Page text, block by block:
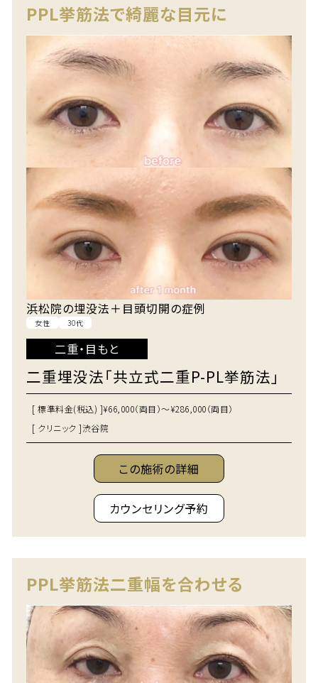
PPL挙筋法で綺麗な目元に
浜松院の埋没法＋目頭切開の症例
女性 30代
二重・目もと
二重埋没法「共立式二重P-PL挙筋法」
[ 標準料金(税込) ]¥66,000（両目）～¥286,000（両目）
[ クリニック ]渋谷院
この施術の詳細
カウンセリング予約
PPL挙筋法二重幅を合わせる